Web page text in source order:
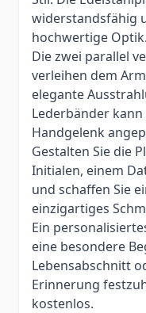
widerstandsfähig
hochwertige Optik.
Die zwei parallel
verleihen dem
elegante
Lederbänder
Handgelenk
Gestalten Sie die
Initialen, einem
und schaffen Sie
einzigartiges
Ein
eine besondere
Lebensabschnitt
Erinnerung
kostenlos.